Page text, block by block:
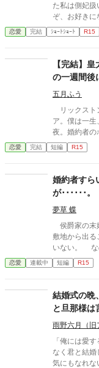
た私は側妃
ぞ、お好きに
恋愛 完結 ｼｮｰﾄｼｮｰﾄ R15
【完結】
の一週間後
もりは無い
五月ふう
リックストン
ア。僕は一生、君
夜。婚約者のポー
ティアは小さ
た。 明日、
とドントール
た。ポールと
いない。 「どんなことがあっても、僕は君を王妃とは認めな
い。」 ポールはマティアを憎しみを込めた目でマティアを見つ
める。美し
ィア。 「私が……ずっと貴方を好きだったと知っても、妻として
認めてくれないの……？」 「
舌打ちをし
感情に……今更意味はない
はできない理由があった。 二人
ティアは衝撃の事実
恋愛 完結 短編 R15
婚約者すら
が･･････。
夢草 蝶
侯爵家の末
敷地から出
いない。 なのにある日、何故かシェーラ宛に離縁状が届く。
差出人の名前
離縁状を燃やしてしまう。 する
恋愛 連載中 短編 R15
結婚式の晩
と旦那様は
雨野六月（旧
「俺には愛
なく君と結
気にもなれな